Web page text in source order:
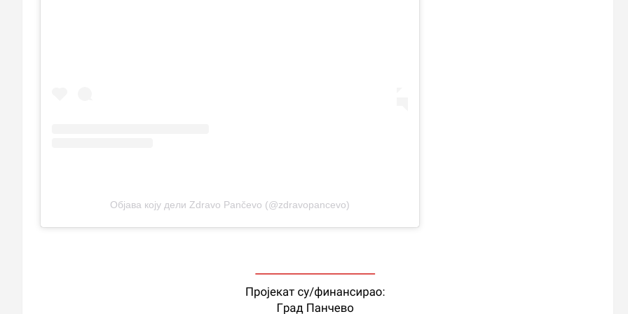
Објава коју дели Zdravo Pančevo (@zdravopancevo)